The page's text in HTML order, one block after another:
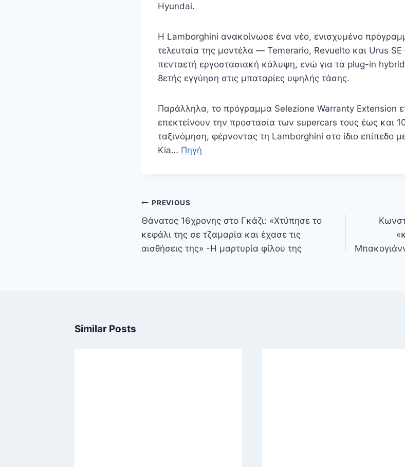
Hyundai.
Η Lamborghini ανακοίνωσε ένα νέο, ενισχυμένο
τελευταία της μοντέλα — Temerario, Revuelto και Urus
πενταετή εργοστασιακή κάλυψη, ενώ για τα plug-in
8ετής εγγύηση στις μπαταρίες υψηλής τάσης.
Παράλληλα, το πρόγραμμα Selezione Warranty Extension
επεκτείνουν την προστασία των supercars τους έως και
ταξινόμηση, φέρνοντας τη Lamborghini στο ίδιο επίπεδο
Kia… Πηγή
Πλοήγηση
άρθρων
PREVIOUS
Θάνατος 16χρονης στο Γκάζι: «Χτύπησε το
κεφάλι της σε τζαμαρία και έχασε τις
αισθήσεις της» -Η μαρτυρία φίλου της
Similar Posts